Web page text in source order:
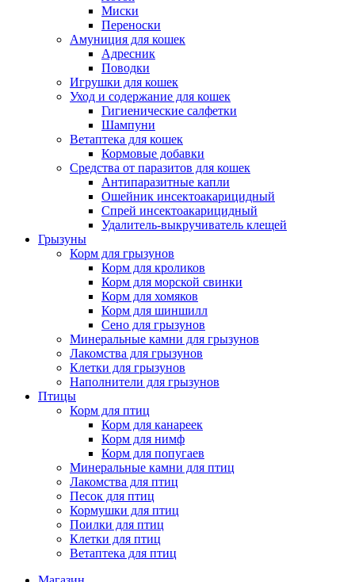
Миски
Переноски
Амуниция для кошек
Адресник
Поводки
Игрушки для кошек
Уход и содержание для кошек
Гигиенические салфетки
Шампуни
Ветаптека для кошек
Кормовые добавки
Средства от паразитов для кошек
Антипаразитные капли
Ошейник инсектоакарицидный
Спрей инсектоакарицидный
Удалитель-выкручиватель клещей
Грызуны
Корм для грызунов
Корм для кроликов
Корм для морской свинки
Корм для хомяков
Корм для шиншилл
Сено для грызунов
Минеральные камни для грызунов
Лакомства для грызунов
Клетки для грызунов
Наполнители для грызунов
Птицы
Корм для птиц
Корм для канареек
Корм для нимф
Корм для попугаев
Минеральные камни для птиц
Лакомства для птиц
Песок для птиц
Кормушки для птиц
Поилки для птиц
Клетки для птиц
Ветаптека для птиц